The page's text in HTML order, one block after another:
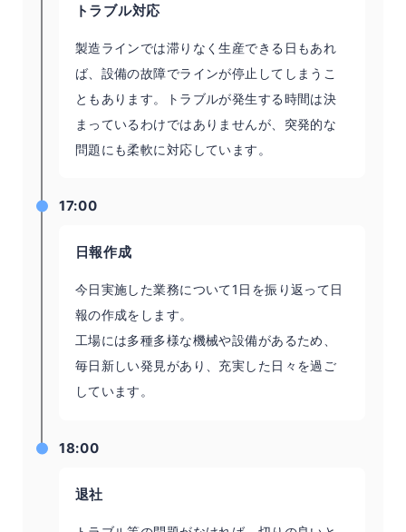
トラブル対応
製造ラインでは滞りなく生産できる日もあれ
ば、設備の故障でラインが停止してしまうこ
ともあります。トラブルが発生する時間は決
まっているわけではありませんが、突発的な
問題にも柔軟に対応しています。
17:00
日報作成
今日実施した業務について1日を振り返って日
報の作成をします。
工場には多種多様な機械や設備があるため、
毎日新しい発見があり、充実した日々を過ご
しています。
18:00
退社